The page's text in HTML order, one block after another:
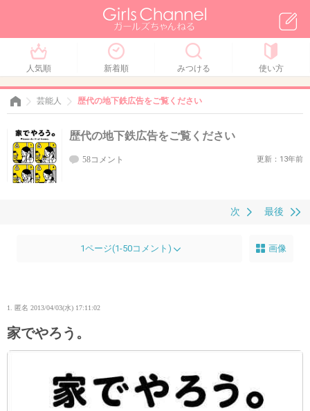
人気順 新着順 みつける 使い方
芸能人 歴代の地下鉄広告をご覧ください
歴代の地下鉄広告をご覧ください
58コメント 更新：13年前
最後
次
1ページ(1-50コメント) 画像
1. 匿名 2013/04/03(水) 17:11:02
家でやろう。